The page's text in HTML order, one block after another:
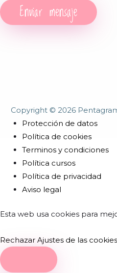
Enviar mensaje
Copyright © 2026
Protección de datos
Política de cookies
Terminos y condiciones
Política cursos
Política de privacidad
Aviso legal
Esta web usa cookies para
Rechazar Ajustes de las cookies